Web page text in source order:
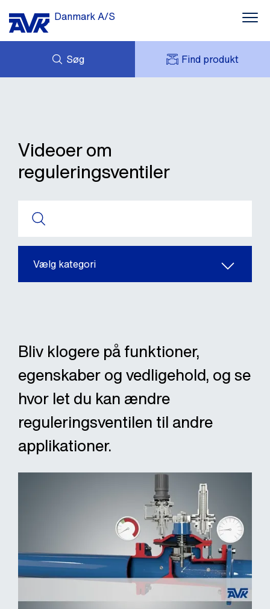
Danmark A/S
Søg Find produkt
OM OS
KONTAKT OS
Videoer om
reguleringsventiler
Vælg kategori
Bliv klogere på funktioner,
egenskaber og vedligehold, og se
hvor let du kan ændre
reguleringsventilen til andre
applikationer.